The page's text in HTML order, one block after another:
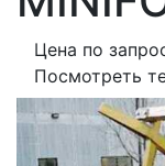
Цена по
Посмотреть